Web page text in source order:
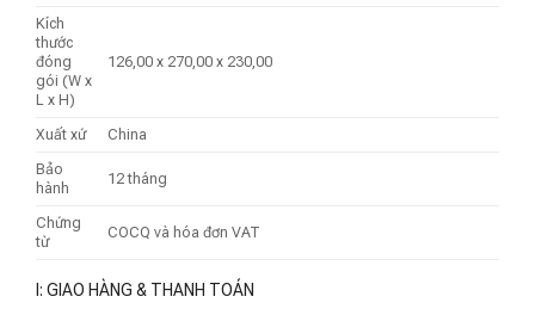
Kích
thước
đóng
gói (W x
L x H)
126,00 x 270,00 x 230,00
Xuất xứ
China
Bảo
hành
12 tháng
Chứng
từ
COCQ và hóa đơn VAT
I: GIAO HÀNG & THANH TOÁN